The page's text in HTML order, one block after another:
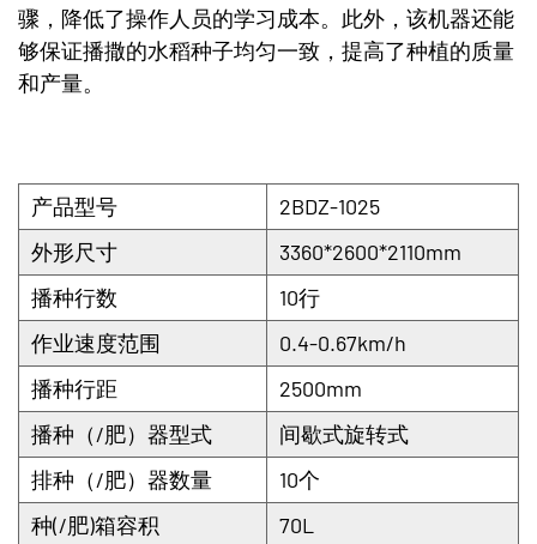
骤，降低了操作人员的学习成本。此外，该机器还能
够保证播撒的水稻种子均匀一致，提高了种植的质量
和产量。
产品型号
2BDZ-1025
外形尺寸
3360*2600*2110mm
播种行数
10行
作业速度范围
0.4-0.67km/h
播种行距
2500mm
播种（/肥）器型式
间歇式旋转式
排种（/肥）器数量
10个
种(/肥)箱容积
70L